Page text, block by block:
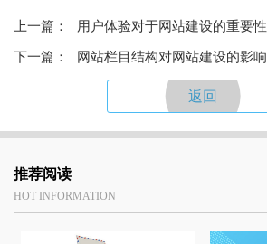
上一篇： 用户体验对于网站建设的重要性
下一篇： 网站栏目结构对网站建设的影响
返回
推荐阅读
HOT INFORMATION